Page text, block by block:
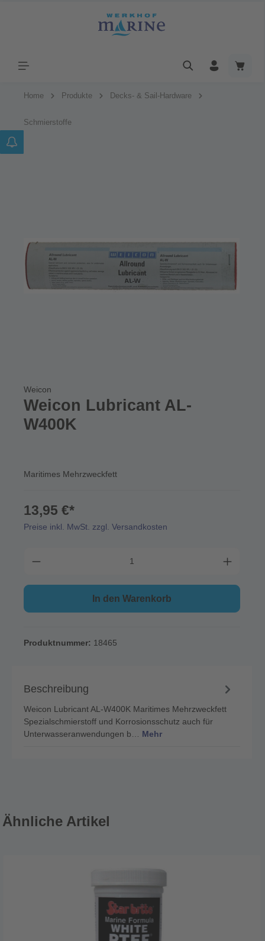
Home Produkte Decks- & Sail-Hardware
Schmierstoffe
Weicon
Weicon Lubricant AL-
W400K
Maritimes Mehrzweckfett
13,95 €*
Preise inkl. MwSt. zzgl. Versandkosten
In den Warenkorb
Produktnummer: 18465
Beschreibung
Weicon Lubricant AL-W400K Maritimes Mehrzweckfett
Spezialschmierstoff und Korrosionsschutz auch für
Unterwasseranwendungen b… Mehr
Ähnliche Artikel